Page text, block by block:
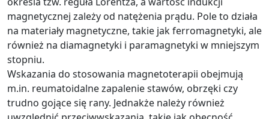
magnetycznej zależy od natężenia prądu. Pole to działa
na materiały magnetyczne, takie jak ferromagnetyki, ale
również na diamagnetyki i paramagnetyki w mniejszym
stopniu.
Wskazania do stosowania magnetoterapii obejmują
m.in. reumatoidalne zapalenie stawów, obrzęki czy
trudno gojące się rany. Jednakże należy również